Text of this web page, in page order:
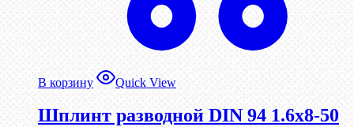
В корзину Quick View
Шплинт разводной DIN 94 1.6х8-50